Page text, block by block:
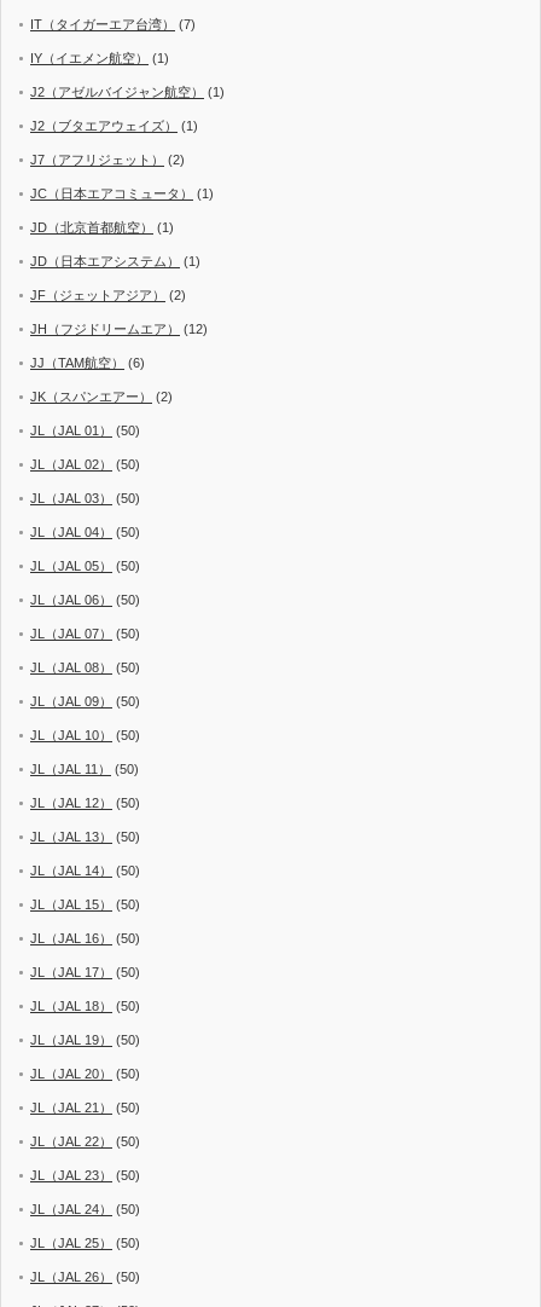
IT（タイガーエア台湾） (7)
IY（イエメン航空） (1)
J2（アゼルバイジャン航空） (1)
J2（ブタエアウェイズ） (1)
J7（アフリジェット） (2)
JC（日本エアコミュータ） (1)
JD（北京首都航空） (1)
JD（日本エアシステム） (1)
JF（ジェットアジア） (2)
JH（フジドリームエア） (12)
JJ（TAM航空） (6)
JK（スパンエアー） (2)
JL（JAL 01） (50)
JL（JAL 02） (50)
JL（JAL 03） (50)
JL（JAL 04） (50)
JL（JAL 05） (50)
JL（JAL 06） (50)
JL（JAL 07） (50)
JL（JAL 08） (50)
JL（JAL 09） (50)
JL（JAL 10） (50)
JL（JAL 11） (50)
JL（JAL 12） (50)
JL（JAL 13） (50)
JL（JAL 14） (50)
JL（JAL 15） (50)
JL（JAL 16） (50)
JL（JAL 17） (50)
JL（JAL 18） (50)
JL（JAL 19） (50)
JL（JAL 20） (50)
JL（JAL 21） (50)
JL（JAL 22） (50)
JL（JAL 23） (50)
JL（JAL 24） (50)
JL（JAL 25） (50)
JL（JAL 26） (50)